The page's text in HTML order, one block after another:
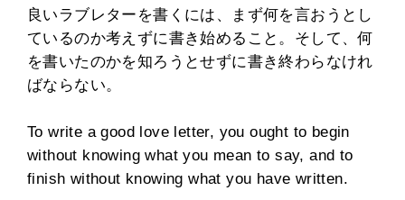
良いラブレターを書くには、まず何を言おうとし
ているのか考えずに書き始めること。そして、何
を書いたのかを知ろうとせずに書き終わらなけれ
ばならない。
To write a good love letter, you ought to begin
without knowing what you mean to say, and to
finish without knowing what you have written.